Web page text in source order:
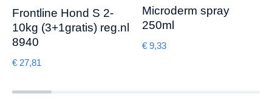
Frontline Hond S 2-
10kg (3+1gratis) reg.nl
8940
€ 27,81
Microderm spray
250ml
€ 9,33